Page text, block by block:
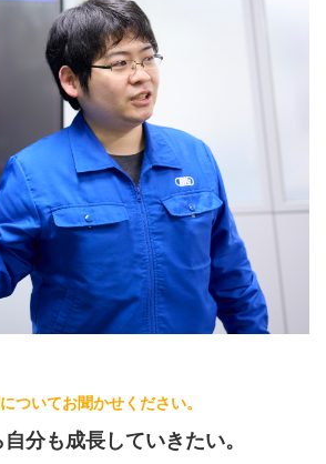
ついてお聞かせください。
分も成長していきたい。